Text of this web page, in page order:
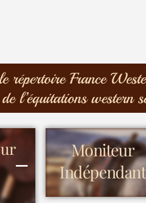
répertoire France
l’équitations western
Moniteur
Indépendant